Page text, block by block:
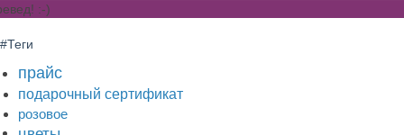
:-)
#Теги
прайс
подарочный сертификат
розовое